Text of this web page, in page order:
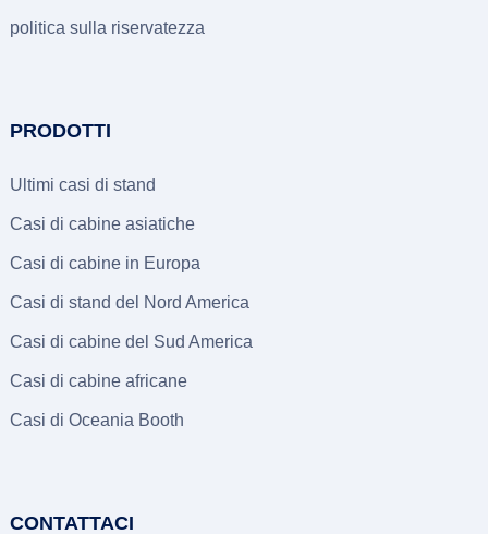
politica sulla riservatezza
PRODOTTI
Ultimi casi di stand
Casi di cabine asiatiche
Casi di cabine in Europa
Casi di stand del Nord America
Casi di cabine del Sud America
Casi di cabine africane
Casi di Oceania Booth
CONTATTACI